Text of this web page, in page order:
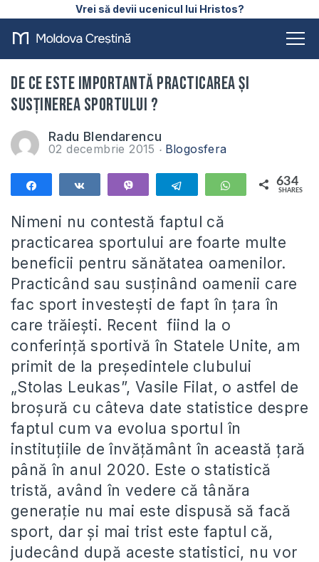
Vrei să devii ucenicul lui Hristos?
De ce este importantă practicarea și
susținerea sportului ?
Radu Blendarencu
02 decembrie 2015 Blogosfera
Telegram WhatsApp
634
SHARES
Nimeni nu contestă faptul că
practicarea sportului are foarte multe
beneficii pentru sănătatea oamenilor.
Practicând sau susținând oamenii care
fac sport investești de fapt în țara în
care trăiești. Recent fiind la o
conferință sportivă în Statele Unite, am
primit de la președintele clubului
„Stolas Leukas”, Vasile Filat, o astfel de
broșură cu câteva date statistice despre
faptul cum va evolua sportul în
instituțiile de învățământ în această țară
până în anul 2020. Este o statistică
tristă, având în vedere că tânăra
generație nu mai este dispusă să facă
sport, dar și mai trist este faptul că,
judecând după aceste statistici, nu vor